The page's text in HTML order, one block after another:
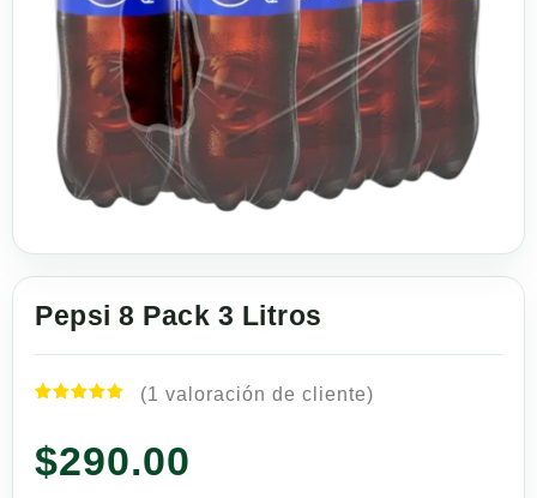
Pepsi 8 Pack 3 Litros
de 5 en
base a
(1 valoración de cliente)
$290.00